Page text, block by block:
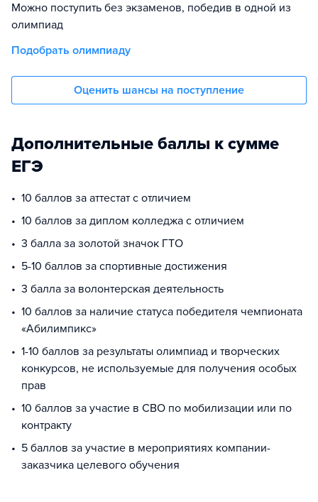
Можно поступить без экзаменов, победив в одной из
олимпиад
Подобрать олимпиаду
Оценить шансы на поступление
Дополнительные баллы к сумме
ЕГЭ
10 баллов за аттестат с отличием
10 баллов за диплом колледжа с отличием
3 балла за золотой значок ГТО
5-10 баллов за спортивные достижения
3 балла за волонтерская деятельность
10 баллов за наличие статуса победителя чемпионата
«Абилимпикс»
1-10 баллов за результаты олимпиад и творческих
конкурсов, не используемые для получения особых
прав
10 баллов за участие в СВО по мобилизации или по
контракту
5 баллов за участие в мероприятиях компании-
заказчика целевого обучения